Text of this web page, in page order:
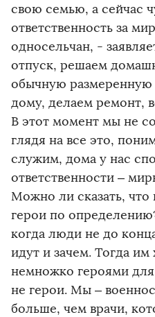
свою семью, а сейчас
ответственность за
односельчан, -
отпуск, решаем
обычную
дому, делаем ремонт,
В этот момент мы не
глядя на все это,
служим, дома у нас
ответственности –
Можно ли сказать,
герои по
когда люди не до
идут и зачем. Тогда им
немножко героями
не герои. Мы –
больше, чем врачи,